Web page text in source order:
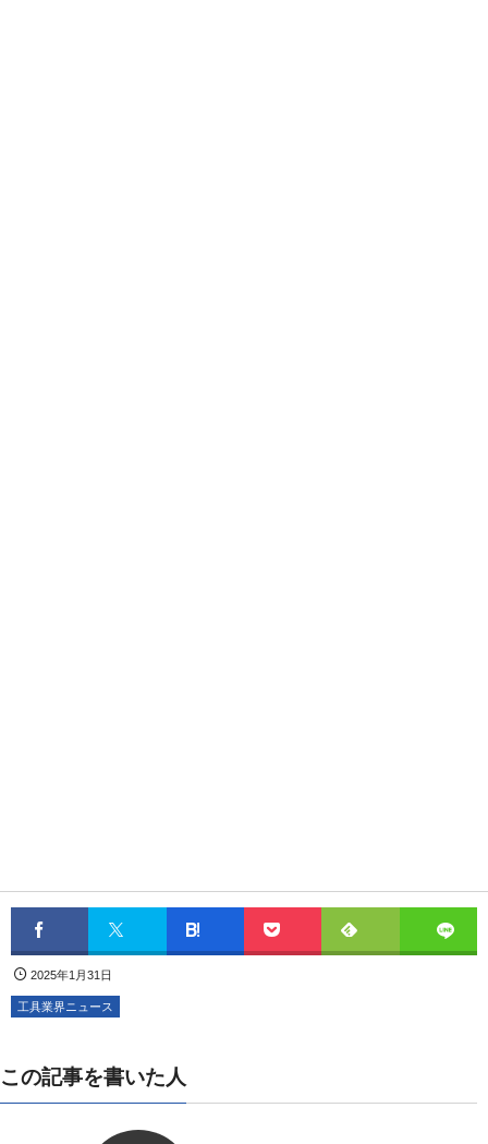
2025年1月31日
工具業界ニュース
この記事を書いた人